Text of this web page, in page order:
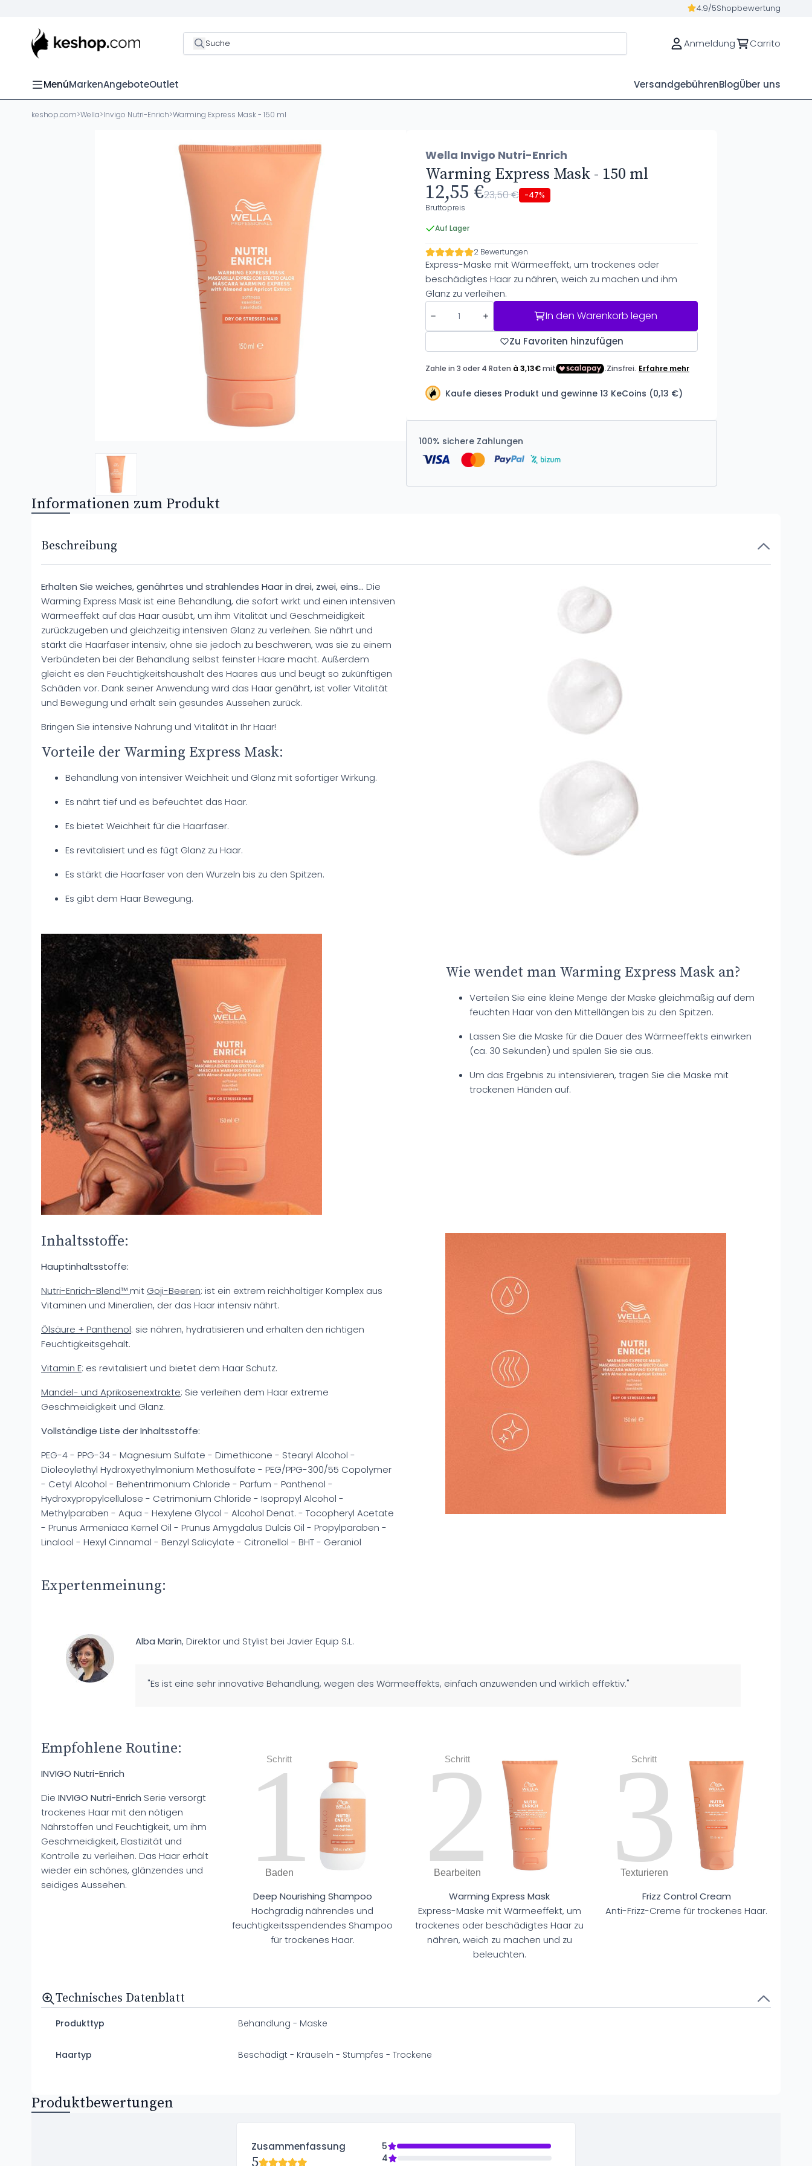
4.9/5Shopbewertung
Suche Anmeldung Carrito
MenúMarkenAngeboteOutlet VersandgebührenBlogÜber uns
keshop.com>Wella>Invigo Nutri-Enrich>Warming Express Mask - 150 ml
Wella Invigo Nutri-Enrich
Warming Express Mask - 150 ml
12,55 €23,50 € -47%
Bruttopreis
Auf Lager
2 Bewertungen
Express-Maske mit Wärmeeffekt, um trockenes oder
beschädigtes Haar zu nähren, weich zu machen und ihm
Glanz zu verleihen.
In den Warenkorb legen
Zu Favoriten hinzufügen
Kaufe dieses Produkt und gewinne 13 KeCoins (0,13 €)
100% sichere Zahlungen
Informationen zum Produkt
Beschreibung
Erhalten Sie weiches, genährtes und strahlendes Haar in drei, zwei, eins... Die
Warming Express Mask ist eine Behandlung, die sofort wirkt und einen intensiven
Wärmeeffekt auf das Haar ausübt, um ihm Vitalität und Geschmeidigkeit
zurückzugeben und gleichzeitig intensiven Glanz zu verleihen. Sie nährt und
stärkt die Haarfaser intensiv, ohne sie jedoch zu beschweren, was sie zu einem
Verbündeten bei der Behandlung selbst feinster Haare macht. Außerdem
gleicht es den Feuchtigkeitshaushalt des Haares aus und beugt so zukünftigen
Schäden vor. Dank seiner Anwendung wird das Haar genährt, ist voller Vitalität
und Bewegung und erhält sein gesundes Aussehen zurück.
Bringen Sie intensive Nahrung und Vitalität in Ihr Haar!
Vorteile der Warming Express Mask:
Behandlung von intensiver Weichheit und Glanz mit sofortiger Wirkung.
Es nährt tief und es befeuchtet das Haar.
Es bietet Weichheit für die Haarfaser.
Es revitalisiert und es fügt Glanz zu Haar.
Es stärkt die Haarfaser von den Wurzeln bis zu den Spitzen.
Es gibt dem Haar Bewegung.
Wie wendet man Warming Express Mask an?
Verteilen Sie eine kleine Menge der Maske gleichmäßig auf dem
feuchten Haar von den Mittellängen bis zu den Spitzen.
Lassen Sie die Maske für die Dauer des Wärmeeffekts einwirken
(ca. 30 Sekunden) und spülen Sie sie aus.
Um das Ergebnis zu intensivieren, tragen Sie die Maske mit
trockenen Händen auf.
Inhaltsstoffe:
Hauptinhaltsstoffe:
Nutri-Enrich-Blend™mit Goji-Beeren: ist ein extrem reichhaltiger Komplex aus
Vitaminen und Mineralien, der das Haar intensiv nährt.
Ölsäure + Panthenol: sie nähren, hydratisieren und erhalten den richtigen
Feuchtigkeitsgehalt.
Vitamin E: es revitalisiert und bietet dem Haar Schutz.
Mandel- und Aprikosenextrakte: Sie verleihen dem Haar extreme
Geschmeidigkeit und Glanz.
Vollständige Liste der Inhaltsstoffe:
PEG-4 - PPG-34 - Magnesium Sulfate - Dimethicone - Stearyl Alcohol -
Dioleoylethyl Hydroxyethylmonium Methosulfate - PEG/PPG-300/55 Copolymer
- Cetyl Alcohol - Behentrimonium Chloride - Parfum - Panthenol -
Hydroxypropylcellulose - Cetrimonium Chloride - Isopropyl Alcohol -
Methylparaben - Aqua - Hexylene Glycol - Alcohol Denat. - Tocopheryl Acetate
- Prunus Armeniaca Kernel Oil - Prunus Amygdalus Dulcis Oil - Propylparaben -
Linalool - Hexyl Cinnamal - Benzyl Salicylate - Citronellol - BHT - Geraniol
Expertenmeinung:
Alba Marín, Direktor und Stylist bei Javier Equip S.L.
"Es ist eine sehr innovative Behandlung, wegen des Wärmeeffekts, einfach anzuwenden und wirklich effektiv."
Empfohlene Routine:
INVIGO Nutri-Enrich
Die INVIGO Nutri-Enrich Serie versorgt
trockenes Haar mit den nötigen
Nährstoffen und Feuchtigkeit, um ihm
Geschmeidigkeit, Elastizität und
Kontrolle zu verleihen. Das Haar erhält
wieder ein schönes, glänzendes und
seidiges Aussehen.
Schritt
1
Baden
Deep Nourishing Shampoo
Hochgradig nährendes und
feuchtigkeitsspendendes Shampoo
für trockenes Haar.
Schritt
2
Bearbeiten
Warming Express Mask
Express-Maske mit Wärmeeffekt, um
trockenes oder beschädigtes Haar zu
nähren, weich zu machen und zu
beleuchten.
Schritt
3
Texturieren
Frizz Control Cream
Anti-Frizz-Creme für trockenes Haar.
Technisches Datenblatt
Produkttyp Behandlung - Maske
Haartyp Beschädigt - Kräuseln - Stumpfes - Trockene
Produktbewertungen
Zusammenfassung
5
5
4